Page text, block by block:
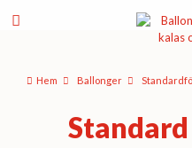
Hem Ballonger